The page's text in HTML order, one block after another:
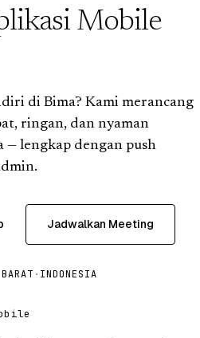
Mobile
di Bima? Kami merancang
ringan, dan nyaman
— lengkap dengan push
Jadwalkan Meeting
· INDONESIA